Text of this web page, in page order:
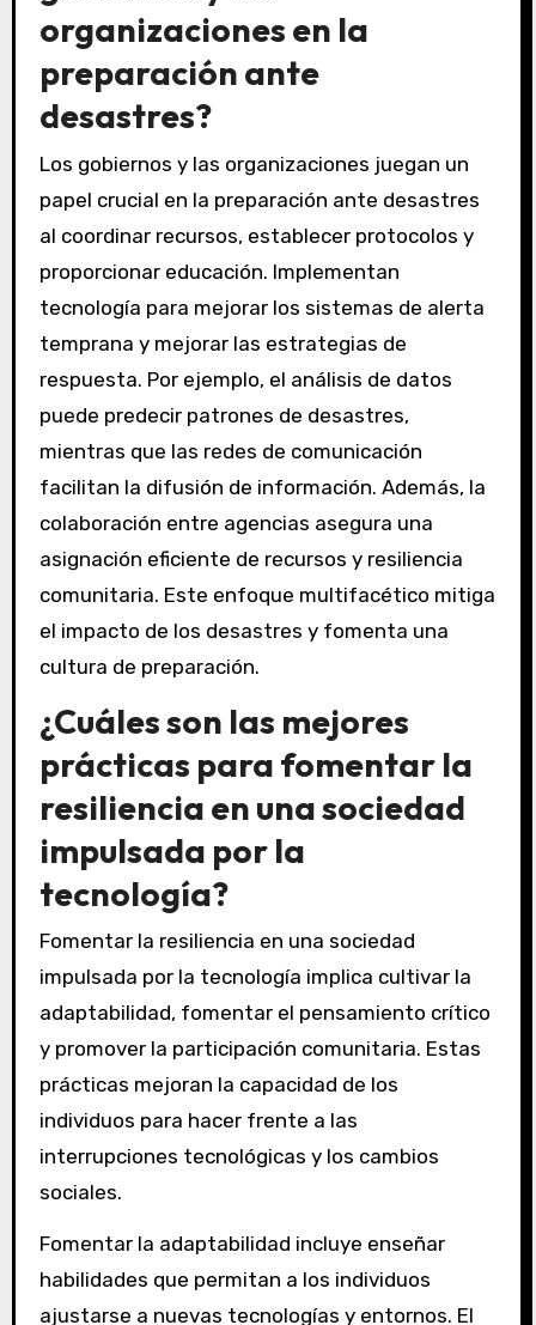
hacia narrativas sensacionalistas. Por último,
abogar por un uso ético de la tecnología
fomenta una innovación responsable.
¿Qué papel juegan los
gobiernos y las
organizaciones en la
preparación ante
desastres?
Los gobiernos y las organizaciones juegan un
papel crucial en la preparación ante desastres
al coordinar recursos, establecer protocolos y
proporcionar educación. Implementan
tecnología para mejorar los sistemas de alerta
temprana y mejorar las estrategias de
respuesta. Por ejemplo, el análisis de datos
puede predecir patrones de desastres,
mientras que las redes de comunicación
colaboración entre agencias asegura una
asignación eficiente de recursos y resiliencia
comunitaria. Este enfoque multifacético mitiga
el impacto de los desastres y fomenta una
cultura de preparación.
¿Cuáles son las mejores
prácticas para fomentar la
resiliencia en una sociedad
impulsada por la
tecnología?
Fomentar la resiliencia en una sociedad
impulsada por la tecnología implica cultivar la
y promover la participación comunitaria. Estas
prácticas mejoran la capacidad de los